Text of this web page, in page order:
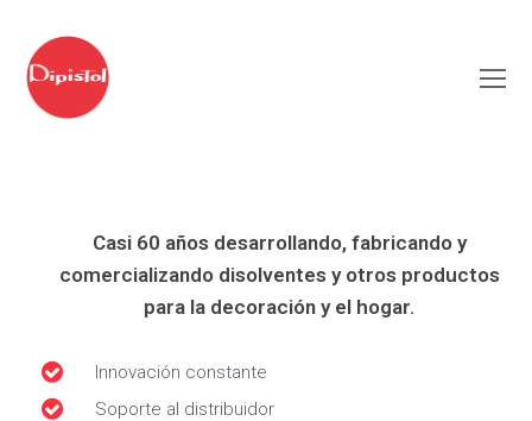
Casi 60 años desarrollando, fabricando y
comercializando disolventes y otros productos
para la decoración y el hogar.
Innovación constante
Soporte al distribuidor